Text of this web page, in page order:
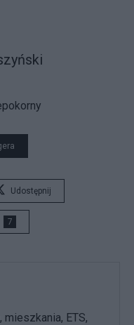
Udostępnij
7
mieszkania, ETS,